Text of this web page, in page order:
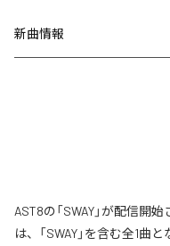
新曲情報
AST8の「SWAY」が配信開
は、「SWAY」を含む全1曲と